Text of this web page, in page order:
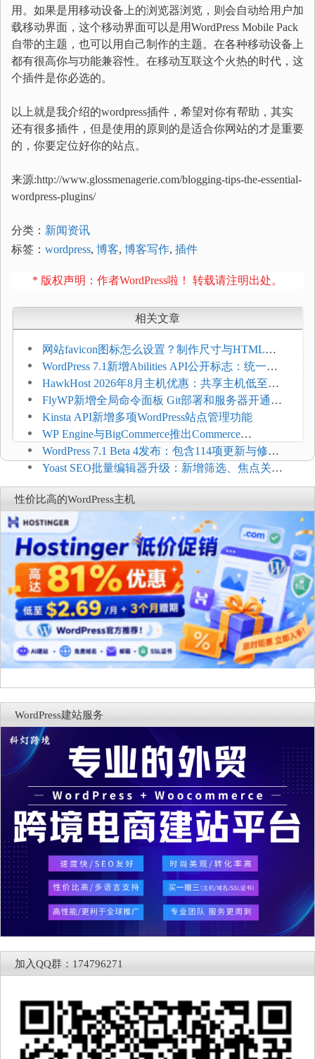
用。如果是用移动设备上的浏览器浏览，则会自动给用户加
载移动界面，这个移动界面可以是用WordPress Mobile Pack
自带的主题，也可以用自己制作的主题。在各种移动设备上
都有很高你与功能兼容性。在移动互联这个火热的时代，这
个插件是你必选的。
以上就是我介绍的wordpress插件，希望对你有帮助，其实
还有很多插件，但是使用的原则的是适合你网站的才是重要
的，你要定位好你的站点。
来源:http://www.glossmenagerie.com/blogging-tips-the-essential-
wordpress-plugins/
分类： 新闻资讯
标签： wordpress, 博客, 博客写作, 插件
* 版权声明：作者WordPress啦！ 转载请注明出处。
相关文章
网站favicon图标怎么设置？制作尺寸与HTML添
加方法
WordPress 7.1新增Abilities API公开标志：统一支
持REST API、MCP与AI代理
HawkHost 2026年8月主机优惠：共享主机低至
$2.61/月，高性能主机同步折扣
FlyWP新增全局命令面板 Git部署和服务器开通更
方便
Kinsta API新增多项WordPress站点管理功能
WP Engine与BigCommerce推出Commerce
Connect：WordPress商店可保留前台体验并扩展电
商能力
WordPress 7.1 Beta 4发布：包含114项更新与修
复，仅建议在测试环境体验
Yoast SEO批量编辑器升级：新增筛选、焦点关键
词与AI元数据草稿
性价比高的WordPress主机
WordPress建站服务
加入QQ群：174796271